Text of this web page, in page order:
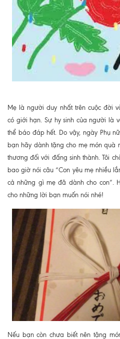
Mẹ là người duy nhất trên cuộc đời
có giới hạn. Sự hy sinh của người là
thể báo đáp hết. Do vậy, ngày Phụ
bạn hãy dành tặng cho mẹ món quà
thương đối với đấng sinh thành. Tôi
bao giờ nói câu “Con yêu mẹ nhiều
cả những gì mẹ đã dành cho con”.
cho những lời bạn muốn nói nhé!
Nếu bạn còn chưa biết nên tặng